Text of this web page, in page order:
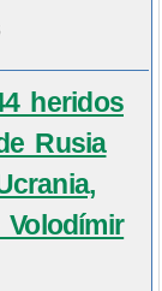
heridos
Rusia